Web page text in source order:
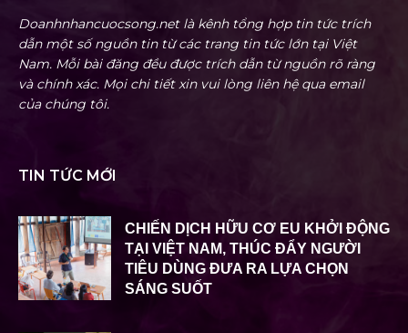
Doanhnhancuocsong.net là kênh tổng hợp tin tức trích
dẫn một số nguồn tin từ các trang tin tức lớn tại Việt
Nam. Mỗi bài đăng đều được trích dẫn từ nguồn rõ ràng
và chính xác. Mọi chi tiết xin vui lòng liên hệ qua email
của chúng tôi.
TIN TỨC MỚI
CHIẾN DỊCH HỮU CƠ EU KHỞI ĐỘNG
TẠI VIỆT NAM, THÚC ĐẨY NGƯỜI
TIÊU DÙNG ĐƯA RA LỰA CHỌN
SÁNG SUỐT